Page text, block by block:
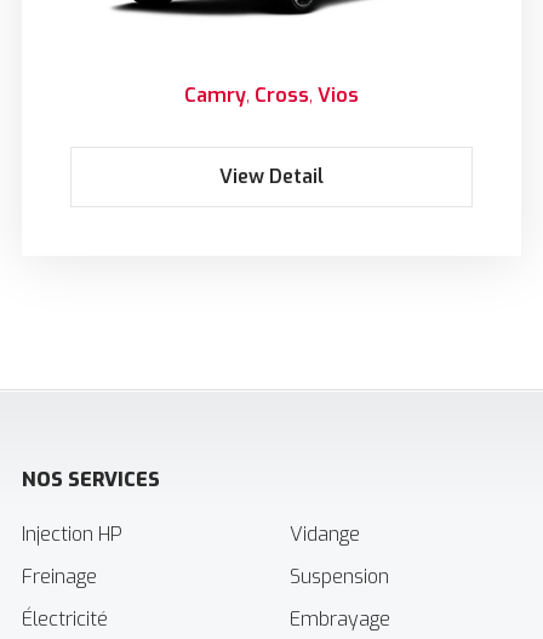
Camry Cross Vios
View Detail
NOS SERVICES
Injection HP
Vidange
Freinage
Suspension
Électricité
Embrayage